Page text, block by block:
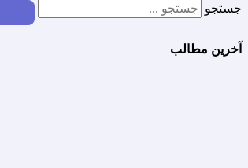
جستجو
آخرین مطالب